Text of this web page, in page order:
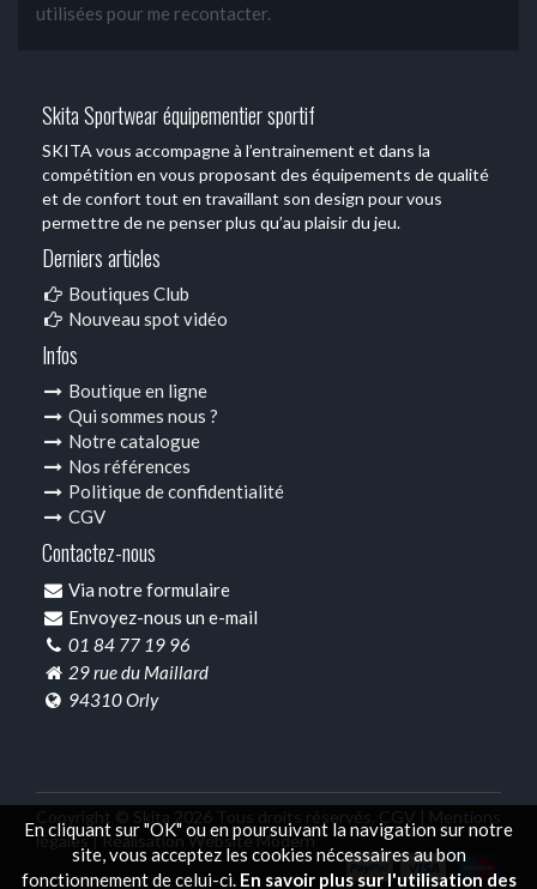
En cliquant sur "OK" ou en poursuivant la navigation sur notre
site, vous acceptez les cookies nécessaires au bon
fonctionnement de celui-ci. En savoir plus sur l'utilisation des
utilisées pour me recontacter.
Skita Sportwear équipementier sportif
SKITA vous accompagne à l’entrainement et dans la
compétition en vous proposant des équipements de qualité
et de confort tout en travaillant son design pour vous
permettre de ne penser plus qu’au plaisir du jeu.
Derniers articles
Boutiques Club
Nouveau spot vidéo
Infos
Boutique en ligne
Qui sommes nous ?
Notre catalogue
Nos références
Politique de confidentialité
CGV
Contactez-nous
Via notre formulaire
Envoyez-nous un e-mail
01 84 77 19 96
29 rue du Maillard
94310 Orly
légales |Réalisation Website Modern